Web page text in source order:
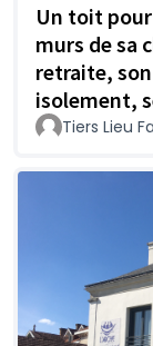
Un toit
murs de sa
retraite,
isolement,
Tiers Lieu